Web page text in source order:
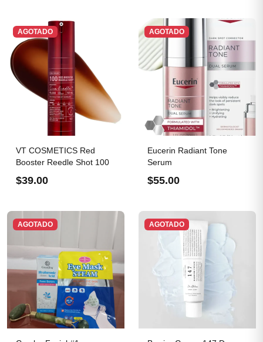
AGOTADO
VT COSMETICS Red
Booster Reedle Shot 100
$39.00
AGOTADO
Eucerin Radiant Tone
Serum
$55.00
AGOTADO AGOTADO